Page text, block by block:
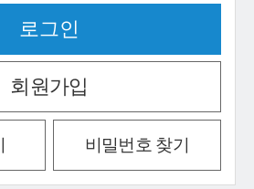
회원가입
비밀번호 찾기